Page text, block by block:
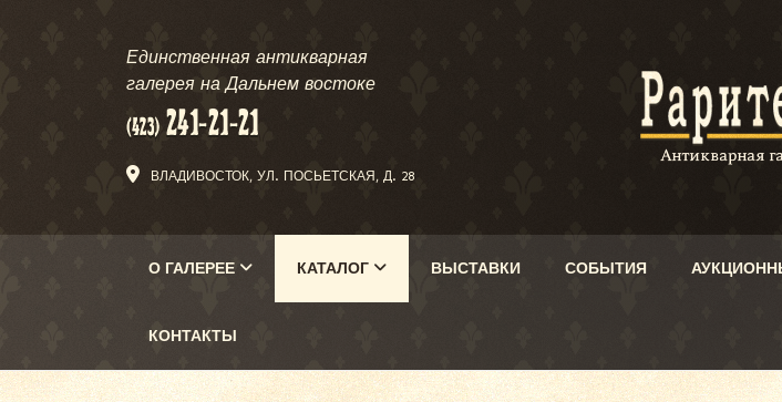
Единственная антикварная
галерея на Дальнем востоке
ВЛАДИВОСТОК, УЛ. ПОСЬЕТСКАЯ, Д. 28
О ГАЛЕРЕЕ КАТАЛОГ ВЫСТАВКИ СОБЫТИЯ
КОНТАКТЫ